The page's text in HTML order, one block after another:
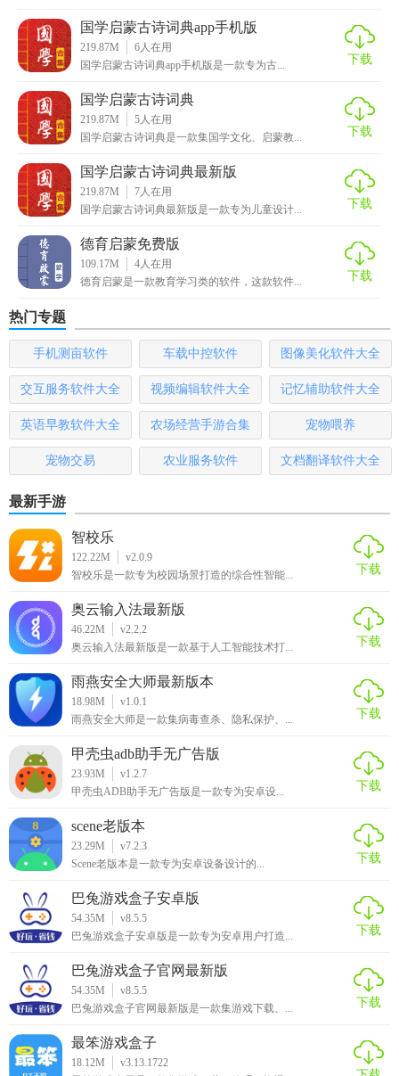
满足不同用户的需求。
- 离线使用：支持离线下载功能，让用户在没有网络的情况下
也能正常使用。
国学启蒙古诗词典app官方下载技巧
1. 关键词搜索：通过输入诗词的关键词或作者名字，可以快
速找到相关作品。
解释和背景知识。
3. 分享功能：可以将喜欢的诗词分享到社交媒体或发送给朋
友。
4. 定时提醒：设置每日学习提醒，帮助用户养成良好的学习
习惯。
5. 创作工具：利用应用内的创作工具，可以轻松编写和保存
自己的诗词作品。
国学启蒙古诗词典app官方下载内容
1. 诗词大全：收录了各个历史时期的经典诗词，包括唐诗、
宋词、元曲等。
2. 作者介绍：提供了每位诗人的生平事迹、主要作品及创作
3. 诗词解析：对每首诗词进行详细的解析和赏析，帮助用户
深入理解其内涵。
国学启蒙古诗词典app官方下载玩法
1. 浏览学习：用户可以在应用中自由浏览各类诗词，并查看
其注释和解析。
2. 创作实践：利用创作工具尝试创作自己的诗词，并保存或
3. 互动学习：参与社区讨论，与其他诗词爱好者交流心得和
体会。
4. 定时复习：利用定时提醒功能，每天定时复习已学内容，
巩固记忆。
国学启蒙古诗词典app官方下载推荐
如果你对古诗词感兴趣，或者想深入学习中国古典文学，
供了丰富的诗词资源，还有详尽的解析和实用的创作工具，
国学启蒙古诗词典app手机版
219.87M 6人在用
国学启蒙古诗词典app手机版是一款专为古...
下载
国学启蒙古诗词典
219.87M 5人在用
国学启蒙古诗词典是一款集国学文化、启蒙教...
下载
国学启蒙古诗词典最新版
219.87M 7人在用
国学启蒙古诗词典最新版是一款专为儿童设计...
下载
德育启蒙免费版
109.17M 4人在用
德育启蒙是一款教育学习类的软件，这款软件...
下载
热门专题
手机测亩软件 车载中控软件 图像美化软件大全
交互服务软件大全 视频编辑软件大全 记忆辅助软件大全
英语早教软件大全 农场经营手游合集 宠物喂养
宠物交易 农业服务软件 文档翻译软件大全
最新手游
智校乐
122.22M
v2.0.9
智校乐是一款专为校园场景打造的综合性智能...
下载
奥云输入法最新版
46.22M
v2.2.2
奥云输入法最新版是一款基于人工智能技术打...
下载
雨燕安全大师最新版本
18.98M
v1.0.1
雨燕安全大师是一款集病毒查杀、隐私保护、...
下载
甲壳虫adb助手无广告版
23.93M
v1.2.7
甲壳虫ADB助手无广告版是一款专为安卓设...
下载
scene老版本
23.29M
v7.2.3
Scene老版本是一款专为安卓设备设计的...
下载
巴兔游戏盒子安卓版
54.35M
v8.5.5
巴兔游戏盒子安卓版是一款专为安卓用户打造...
下载
巴兔游戏盒子官网最新版
54.35M
v8.5.5
巴兔游戏盒子官网最新版是一款集游戏下载、...
下载
最笨游戏盒子
18.12M
v3.13.1722